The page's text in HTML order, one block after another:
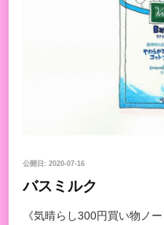
公開日: 2020-07-16
バスミルク
《気晴らし300円買い物ノ